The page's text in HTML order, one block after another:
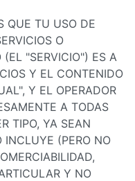
QUE TU USO DE
O
(EL "SERVICIO") ES A
Y EL CONTENIDO
Y EL OPERADOR
A TODAS
TIPO, YA SEAN
INCLUYE (PERO NO
Y NO